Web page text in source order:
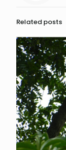
Related posts